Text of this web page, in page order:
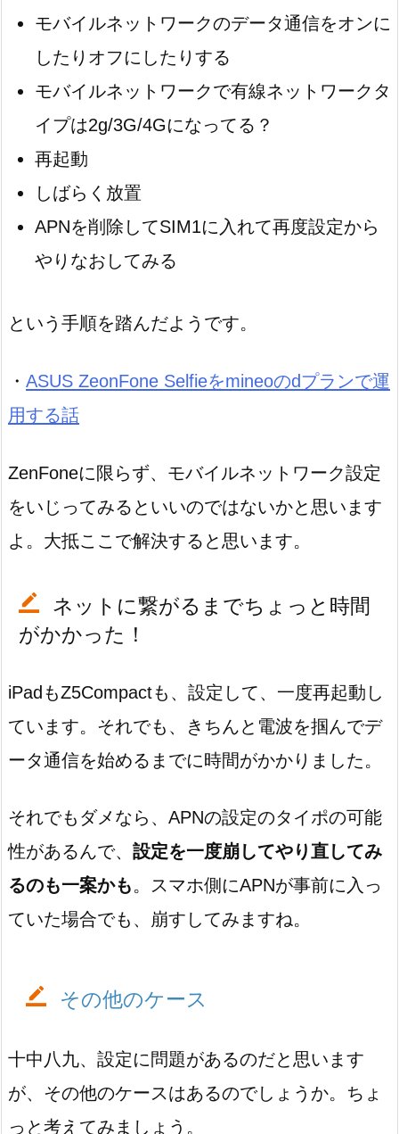
モバイルネットワークのデータ通信をオンに
したりオフにしたりする
モバイルネットワークで有線ネットワークタ
イプは2g/3G/4Gになってる？
再起動
しばらく放置
APNを削除してSIM1に入れて再度設定から
やりなおしてみる
という手順を踏んだようです。
・ ASUS ZeonFone Selfieをmineoのdプランで運
用する話
ZenFoneに限らず、モバイルネットワーク設定
をいじってみるといいのではないかと思います
よ。大抵ここで解決すると思います。
ネットに繋がるまでちょっと時間
がかかった！
iPadもZ5Compactも、設定して、一度再起動し
ています。それでも、きちんと電波を掴んでデ
ータ通信を始めるまでに時間がかかりました。
それでもダメなら、APNの設定のタイポの可能
性があるんで、 設定を一度崩してやり直してみ
るのも一案かも。スマホ側にAPNが事前に入っ
ていた場合でも、崩すしてみますね。
その他のケース
十中八九、設定に問題があるのだと思います
が、その他のケースはあるのでしょうか。ちょ
っと考えてみましょう。